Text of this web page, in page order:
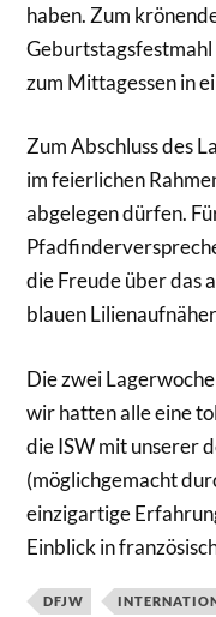
haben. Zum
zum Mittagessen in
Zum Abschluss des
im feierlichen
abgelegen dürfen.
die Freude über das
blauen
Die zwei
wir hatten alle eine
die ISW mit unserer
(möglichgemacht
einzigartige
Einblick in
DFJW